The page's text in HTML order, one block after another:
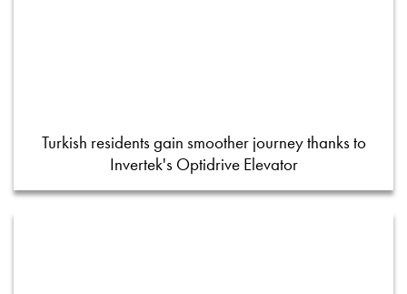
Turkish residents gain smoother journey thanks to
Invertek's Optidrive Elevator